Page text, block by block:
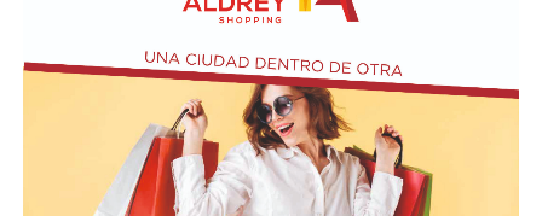
En relación al Ciclo Mes de la Niñez, este viernes 7 de
agosto a las 17:30 se presentarán “Los cuentos de
Charo” y la narración de poesías populares infantiles a
cargo de María del Rosario Gerez Martínez.